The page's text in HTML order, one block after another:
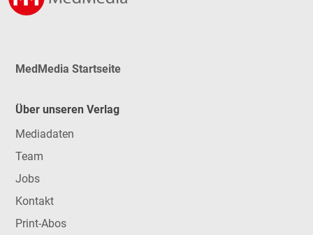
MedMedia Startseite
Über unseren Verlag
Mediadaten
Team
Jobs
Kontakt
Print-Abos